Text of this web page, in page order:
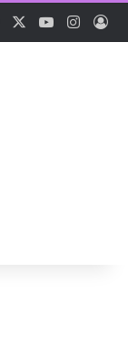
Facebook YouTube